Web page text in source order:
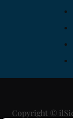
Copyright ©